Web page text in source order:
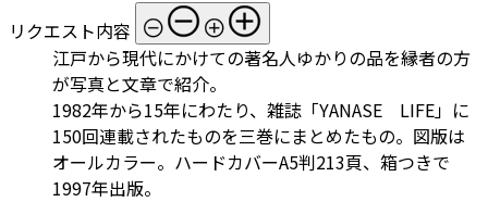
リクエスト内容
江戸から現代にかけての著名人ゆかりの品を縁者の方
が写真と文章で紹介。
1982年から15年にわたり、雑誌「YANASE LIFE」に
150回連載されたものを三巻にまとめたもの。図版は
オールカラー。ハードカバーA5判213頁、箱つきで
1997年出版。